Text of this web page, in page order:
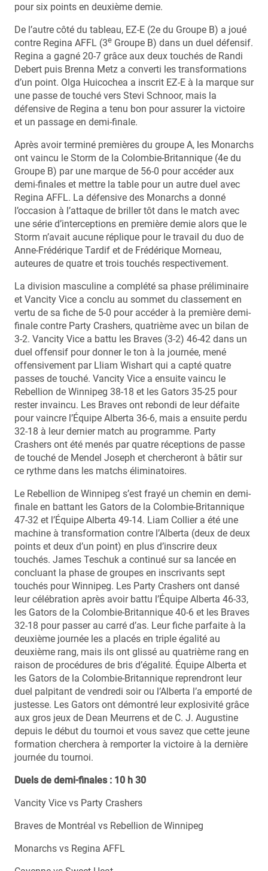
pour six points en deuxième demie.
De l’autre côté du tableau, EZ-E (2e du Groupe B) a joué
contre Regina AFFL (3e Groupe B) dans un duel défensif.
Regina a gagné 20-7 grâce aux deux touchés de Randi
Debert puis Brenna Metz a converti les transformations
d’un point. Olga Huicochea a inscrit EZ-E à la marque sur
une passe de touché vers Stevi Schnoor, mais la
défensive de Regina a tenu bon pour assurer la victoire
et un passage en demi-finale.
Après avoir terminé premières du groupe A, les Monarchs
ont vaincu le Storm de la Colombie-Britannique (4e du
Groupe B) par une marque de 56-0 pour accéder aux
demi-finales et mettre la table pour un autre duel avec
Regina AFFL. La défensive des Monarchs a donné
l’occasion à l’attaque de briller tôt dans le match avec
une série d’interceptions en première demie alors que le
Storm n’avait aucune réplique pour le travail du duo de
Anne-Frédérique Tardif et de Frédérique Morneau,
auteures de quatre et trois touchés respectivement.
La division masculine a complété sa phase préliminaire
et Vancity Vice a conclu au sommet du classement en
vertu de sa fiche de 5-0 pour accéder à la première demi-
finale contre Party Crashers, quatrième avec un bilan de
3-2. Vancity Vice a battu les Braves (3-2) 46-42 dans un
duel offensif pour donner le ton à la journée, mené
offensivement par Lliam Wishart qui a capté quatre
passes de touché. Vancity Vice a ensuite vaincu le
Rebellion de Winnipeg 38-18 et les Gators 35-25 pour
rester invaincu. Les Braves ont rebondi de leur défaite
pour vaincre l’Équipe Alberta 36-6, mais a ensuite perdu
32-18 à leur dernier match au programme. Party
Crashers ont été menés par quatre réceptions de passe
de touché de Mendel Joseph et chercheront à bâtir sur
ce rythme dans les matchs éliminatoires.
Le Rebellion de Winnipeg s’est frayé un chemin en demi-
finale en battant les Gators de la Colombie-Britannique
47-32 et l’Équipe Alberta 49-14. Liam Collier a été une
machine à transformation contre l’Alberta (deux de deux
points et deux d’un point) en plus d’inscrire deux
touchés. James Teschuk a continué sur sa lancée en
concluant la phase de groupes en inscrivants sept
touchés pour Winnipeg. Les Party Crashers ont dansé
leur célébration après avoir battu l’Équipe Alberta 46-33,
les Gators de la Colombie-Britannique 40-6 et les Braves
32-18 pour passer au carré d’as. Leur fiche parfaite à la
deuxième journée les a placés en triple égalité au
deuxième rang, mais ils ont glissé au quatrième rang en
raison de procédures de bris d’égalité. Équipe Alberta et
les Gators de la Colombie-Britannique reprendront leur
duel palpitant de vendredi soir ou l’Alberta l’a emporté de
justesse. Les Gators ont démontré leur explosivité grâce
aux gros jeux de Dean Meurrens et de C. J. Augustine
depuis le début du tournoi et vous savez que cette jeune
formation cherchera à remporter la victoire à la dernière
journée du tournoi.
Duels de demi-finales : 10 h 30
Vancity Vice vs Party Crashers
Braves de Montréal vs Rebellion de Winnipeg
Monarchs vs Regina AFFL